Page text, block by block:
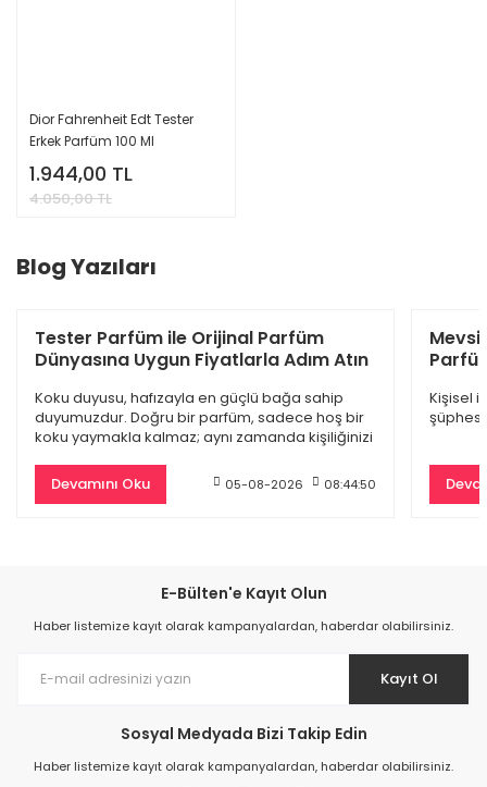
Dior Hypnotic Poison Edp Kadın Parfüm 100 Ml
4.797,00 TL
11.700,00 TL
Chanel Bleu De Edp Erkek Parfüm 100 Ml
%55
Dior Fahrenheit Edt Tester
Erkek Parfüm 100 Ml
1.944,00 TL
4.050,00 TL
Blog Yazıları
Tester Parfüm ile Orijinal Parfüm
Dünyasına Uygun Fiyatlarla Adım Atın
Koku duyusu, hafızayla en güçlü bağa sahip
duyumuzdur. Doğru bir parfüm, sadece hoş bir
koku yaymakla kalmaz; aynı zamanda kişiliğinizi
Devamını Oku
05-08-2026 08:44:50
Kişisel
E-Bülten'e Kayıt Olun
Haber listemize kayıt olarak kampanyalardan, haberdar olabilirsiniz.
Kayıt Ol
Sosyal Medyada Bizi Takip Edin
Haber listemize kayıt olarak kampanyalardan, haberdar olabilirsiniz.